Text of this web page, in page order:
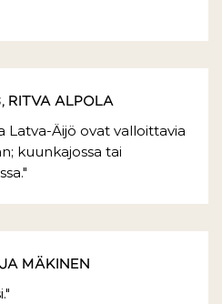
RITVA ALPOLA
Latva-Äijö ovat valloittavia
kuunkajossa tai
MÄKINEN